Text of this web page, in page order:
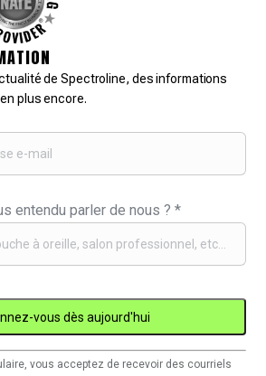
de Spectroline, des informations
plus encore.
entendu parler de nous ?*
vous acceptez de recevoir des courriels